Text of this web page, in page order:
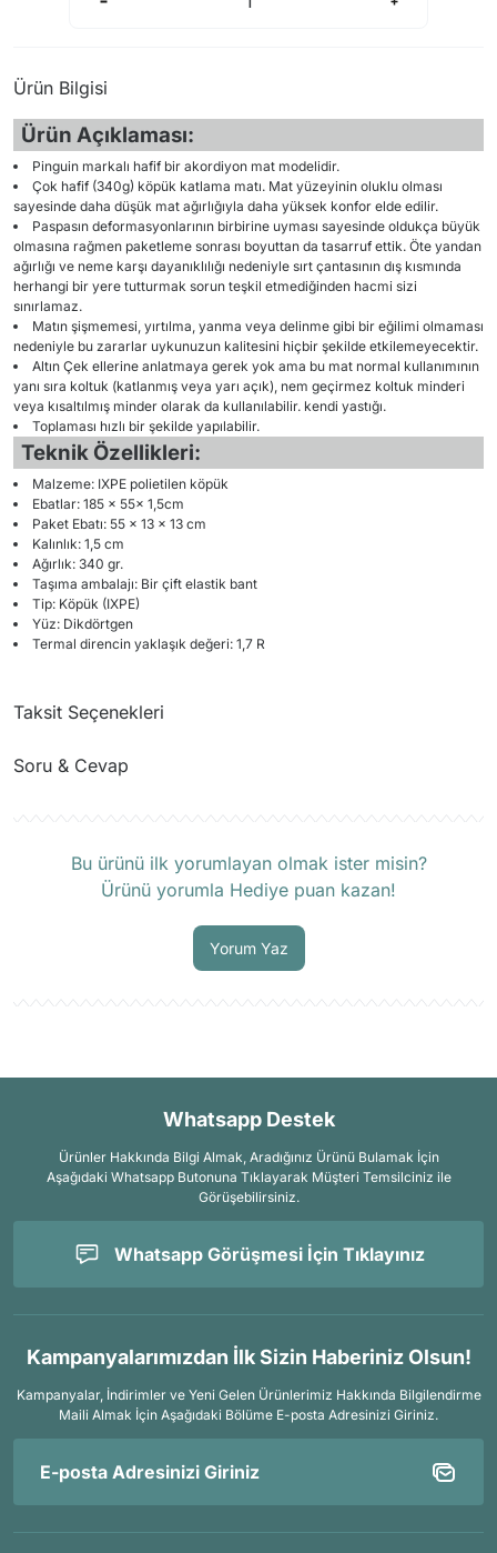
Ürün Bilgisi
Ürün Açıklaması:
Pinguin markalı hafif bir akordiyon mat modelidir.
Çok hafif (340g) köpük katlama matı. Mat yüzeyinin oluklu olması
sayesinde daha düşük mat ağırlığıyla daha yüksek konfor elde edilir.
Paspasın deformasyonlarının birbirine uyması sayesinde oldukça büyük
olmasına rağmen paketleme sonrası boyuttan da tasarruf ettik. Öte yandan
ağırlığı ve neme karşı dayanıklılığı nedeniyle sırt çantasının dış kısmında
herhangi bir yere tutturmak sorun teşkil etmediğinden hacmi sizi
sınırlamaz.
Matın şişmemesi, yırtılma, yanma veya delinme gibi bir eğilimi olmaması
nedeniyle bu zararlar uykunuzun kalitesini hiçbir şekilde etkilemeyecektir.
Altın Çek ellerine anlatmaya gerek yok ama bu mat normal kullanımının
yanı sıra koltuk (katlanmış veya yarı açık), nem geçirmez koltuk minderi
veya kısaltılmış minder olarak da kullanılabilir. kendi yastığı.
Toplaması hızlı bir şekilde yapılabilir.
Teknik Özellikleri:
Malzeme: IXPE polietilen köpük
Ebatlar: 185 x 55x 1,5cm
Paket Ebatı: 55 x 13 x 13 cm
Kalınlık: 1,5 cm
Ağırlık: 340 gr.
Taşıma ambalajı: Bir çift elastik bant
Tip: Köpük (IXPE)
Yüz: Dikdörtgen
Termal direncin yaklaşık değeri: 1,7 R
Taksit Seçenekleri
Soru & Cevap
Bu ürünü ilk yorumlayan olmak ister misin?
Ürünü yorumla Hediye puan kazan!
Yorum Yaz
Whatsapp Destek
Ürünler Hakkında Bilgi Almak, Aradığınız Ürünü Bulamak İçin
Aşağıdaki Whatsapp Butonuna Tıklayarak Müşteri Temsilciniz ile
Görüşebilirsiniz.
Whatsapp Görüşmesi İçin Tıklayınız
Kampanyalarımızdan İlk Sizin Haberiniz Olsun!
Kampanyalar, İndirimler ve Yeni Gelen Ürünlerimiz Hakkında Bilgilendirme
Maili Almak İçin Aşağıdaki Bölüme E-posta Adresinizi Giriniz.